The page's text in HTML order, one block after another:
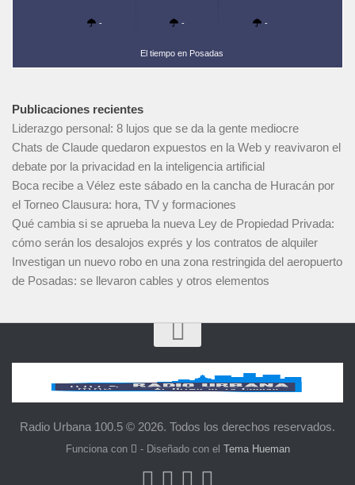
- - -
El tiempo en Posadas
Publicaciones recientes
Liderazgo personal: 8 lujos que se da la gente mediocre
Chats de Claude quedaron expuestos en la Web y reavivaron el
debate por la privacidad en la inteligencia artificial
Boca recibe a Vélez este sábado en la cancha de Huracán por
el Torneo Clausura: hora, TV y formaciones
Qué cambia si se aprueba la nueva Ley de Propiedad Privada:
cómo serán los desalojos exprés y los contratos de alquiler
Investigan un nuevo robo en una zona restringida del aeropuerto
de Posadas: se llevaron cables y otros elementos
Radio Urbana 100.5 © 2026. Todos los derechos reservados.
Funciona con - Diseñado con el Tema Hueman